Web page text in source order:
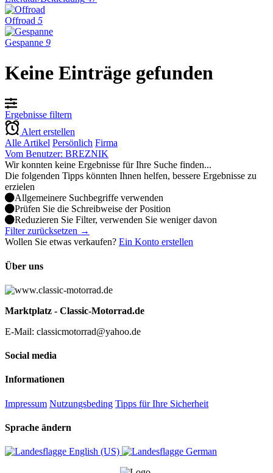
Offroad 5
Gespanne 9
Keine Einträge gefunden
Ergebnisse filtern
Alert erstellen
Alle Artikel Persönlich Firma
Vom Benutzer: BREZNIK
Wir konnten keine Ergebnisse für Ihre Suche finden...
Die folgenden Tipps könnten Ihnen helfen, bessere Ergebnisse zu
erzielen
Allgemeinere Suchbegriffe verwenden
Prüfen Sie die Schreibweise der Position
Reduzieren Sie Filter, verwenden Sie weniger davon
Filter zurücksetzen →
Wollen Sie etwas verkaufen? Ein Konto erstellen
Über uns
Marktplatz - Classic-Motorrad.de
E-Mail: classicmotorrad@yahoo.de
Social media
Informationen
Impressum Nutzungsbeding Tipps für Ihre Sicherheit
Sprache ändern
English (US)‎ German‎